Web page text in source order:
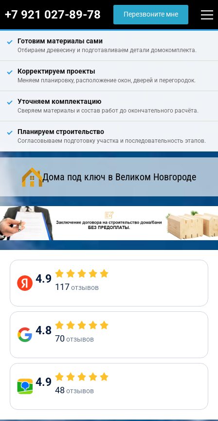
+7 921 027-89-78 Перезвоните мне
Готовим материалы сами
Отбираем древесину и подготавливаем детали домокомплекта.
Корректируем проекты
Меняем планировку, расположение окон, дверей и перегородок.
Уточняем комплектацию
Сверяем материалы и состав работ до окончательного расчёта.
Планируем строительство
Согласовываем подготовку участка и последовательность этапов.
Дома под ключ в Великом Новгороде
4.9
117отзывов
4.8
70отзывов
4.9
48 отзывов